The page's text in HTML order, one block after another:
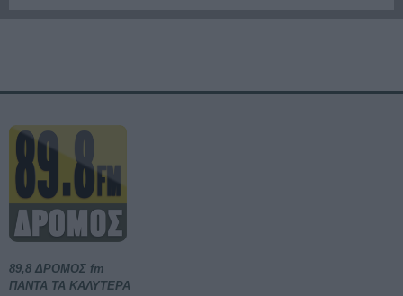
89,8 ΔΡΟΜΟΣ fm
ΠΑΝΤΑ ΤΑ ΚΑΛΥΤΕΡΑ